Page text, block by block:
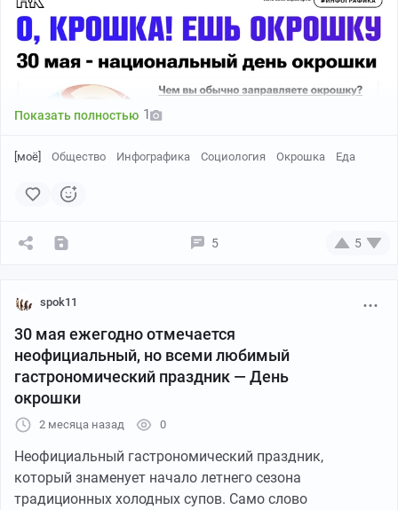
Источник данных для материала:
Показать полностью 1
[моё] Общество Инфографика Социология Окрошка Еда
5 5
spok11
30 мая ежегодно отмечается
неофициальный, но всеми любимый
гастрономический праздник — День
окрошки
2 месяца назад 0
Неофициальный гастрономический праздник,
который знаменует начало летнего сезона
традиционных холодных супов. Само слово